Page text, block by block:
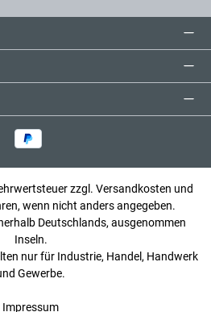
zzgl. Versandkosten und
wenn nicht anders angegeben.
Deutschlands, ausgenommen
Inseln.
nur für Industrie, Handel, Handwerk
Gewerbe.
Impressum